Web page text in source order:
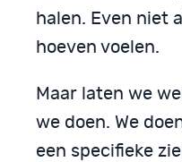
halen. Even niet
hoeven voelen.
Maar laten we
we doen. We
een specifieke